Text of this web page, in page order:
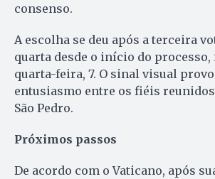
consenso.
A escolha se deu após a terceira
quarta desde o início do
quarta-feira, 7. O sinal visual
entusiasmo entre os fiéis reunidos
São Pedro.
Próximos passos
De acordo com o Vaticano, após